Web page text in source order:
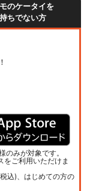
のケータイを
ちでない方
のみが対象です。
をご利用いただけま
込)、はじめての方の